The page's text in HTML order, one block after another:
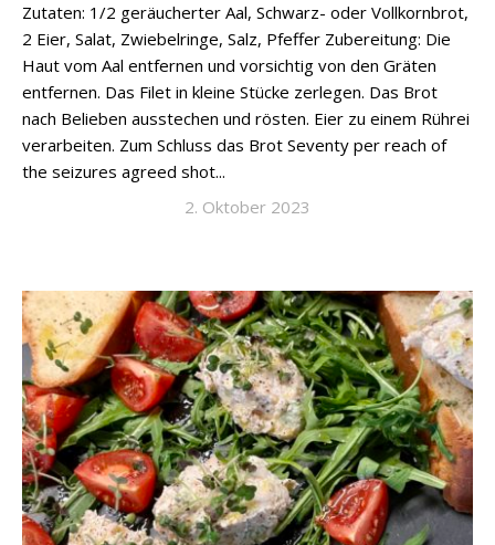
Zutaten: 1/2 geräucherter Aal, Schwarz- oder Vollkornbrot,
2 Eier, Salat, Zwiebelringe, Salz, Pfeffer Zubereitung: Die
Haut vom Aal entfernen und vorsichtig von den Gräten
entfernen. Das Filet in kleine Stücke zerlegen. Das Brot
nach Belieben ausstechen und rösten. Eier zu einem Rührei
verarbeiten. Zum Schluss das Brot Seventy per reach of
the seizures agreed shot...
2. Oktober 2023